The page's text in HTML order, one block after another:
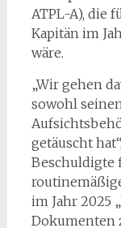
ATPL-A), die
Kapitän im
wäre.
„Wir gehen
sowohl
getäuscht
Beschuldigte
im Jahr 2025
Dokumenten